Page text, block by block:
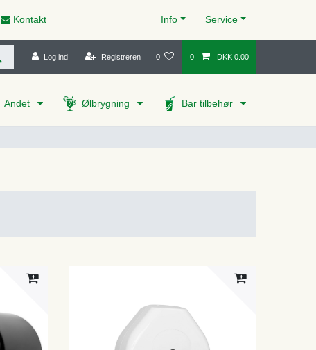
Kontakt Info Service
Log ind Registreren 0 0 DKK 0.00
Andet Ølbrygning Bar tilbehør